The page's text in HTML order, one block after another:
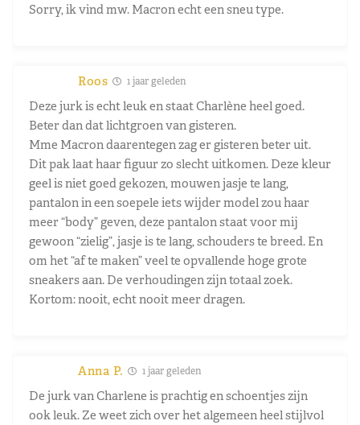
Sorry, ik vind mw. Macron echt een sneu type.
Roos 1 jaar geleden
Deze jurk is echt leuk en staat Charlène heel goed.
Beter dan dat lichtgroen van gisteren.
Mme Macron daarentegen zag er gisteren beter uit.
Dit pak laat haar figuur zo slecht uitkomen. Deze kleur
geel is niet goed gekozen, mouwen jasje te lang,
pantalon in een soepele iets wijder model zou haar
meer “body” geven, deze pantalon staat voor mij
gewoon “zielig”, jasje is te lang, schouders te breed. En
om het “af te maken” veel te opvallende hoge grote
sneakers aan. De verhoudingen zijn totaal zoek.
Kortom: nooit, echt nooit meer dragen.
Anna P. 1 jaar geleden
De jurk van Charlene is prachtig en schoentjes zijn
ook leuk. Ze weet zich over het algemeen heel stijlvol